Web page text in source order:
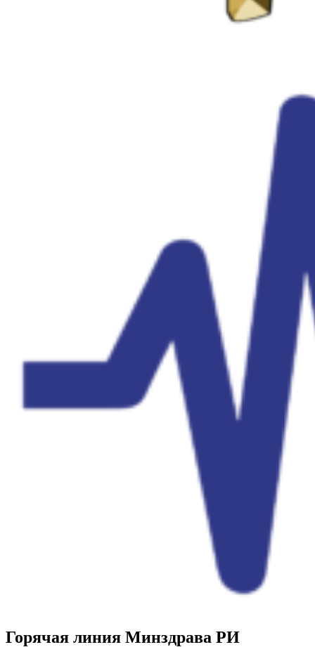
Горячая линия Минздрава РИ